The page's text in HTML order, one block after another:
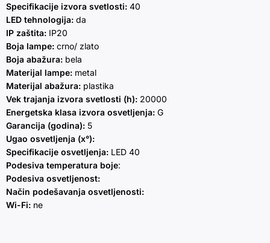
Specifikacije izvora svetlosti: 40
LED tehnologija: da
IP zaštita: IP20
Boja lampe: crno/ zlato
Boja abažura: bela
Materijal lampe: metal
Materijal abažura: plastika
Vek trajanja izvora svetlosti (h): 20000
Energetska klasa izvora osvetljenja: G
Garancija (godina): 5
Ugao osvetljenja (x°):
Specifikacije osvetljenja: LED 40
Podesiva temperatura boje:
Podesiva osvetljenost:
Način podešavanja osvetljenosti:
Wi-Fi: ne